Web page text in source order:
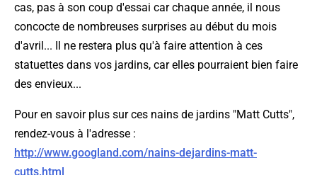
cas, pas à son coup d'essai car chaque année, il nous
concocte de nombreuses surprises au début du mois
d'avril... Il ne restera plus qu'à faire attention à ces
statuettes dans vos jardins, car elles pourraient bien faire
des envieux...
Pour en savoir plus sur ces nains de jardins "Matt Cutts",
rendez-vous à l'adresse :
http://www.googland.com/nains-dejardins-matt-
cutts.html